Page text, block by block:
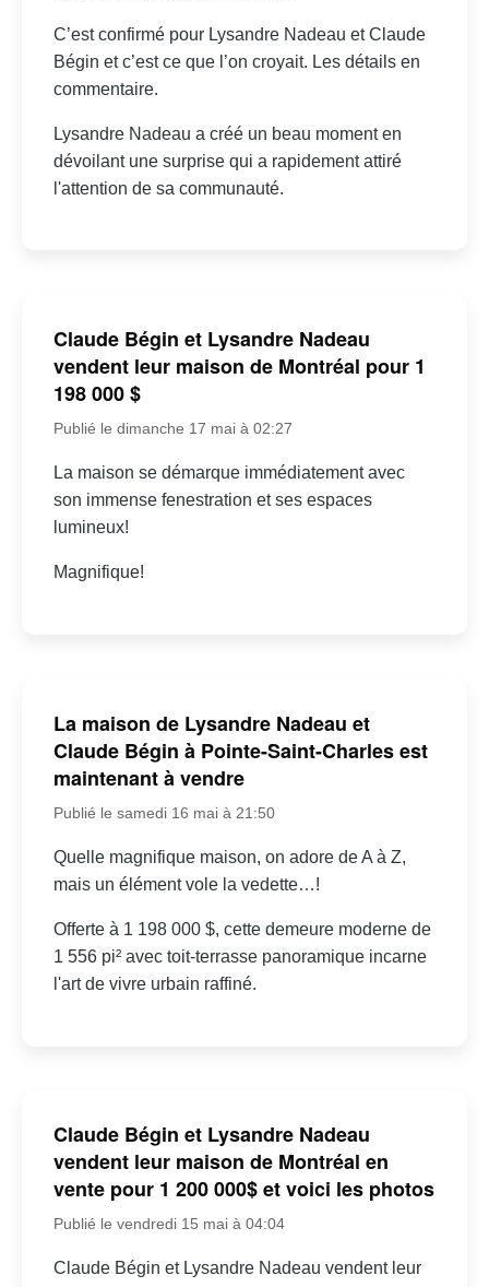
C’est confirmé pour Lysandre Nadeau et Claude
Bégin et c’est ce que l’on croyait. Les détails en
commentaire.
Lysandre Nadeau a créé un beau moment en
dévoilant une surprise qui a rapidement attiré
l'attention de sa communauté.
Claude Bégin et Lysandre Nadeau
vendent leur maison de Montréal pour 1
198 000 $
Publié le dimanche 17 mai à 02:27
La maison se démarque immédiatement avec
son immense fenestration et ses espaces
lumineux!
Magnifique!
La maison de Lysandre Nadeau et
Claude Bégin à Pointe-Saint-Charles est
maintenant à vendre
Publié le samedi 16 mai à 21:50
Quelle magnifique maison, on adore de A à Z,
mais un élément vole la vedette…!
Offerte à 1 198 000 $, cette demeure moderne de
1 556 pi² avec toit-terrasse panoramique incarne
l'art de vivre urbain raffiné.
Claude Bégin et Lysandre Nadeau
vendent leur maison de Montréal en
vente pour 1 200 000$ et voici les photos
Publié le vendredi 15 mai à 04:04
Claude Bégin et Lysandre Nadeau vendent leur